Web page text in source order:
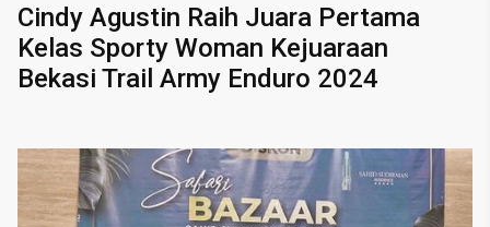
Cindy Agustin Raih Juara Pertama
Kelas Sporty Woman Kejuaraan
Bekasi Trail Army Enduro 2024